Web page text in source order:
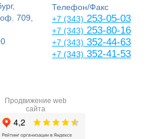
709,
Телефон/Факс
+7 (343) 253-05-03
+7 (343) 253-80-16
+7 (343) 352-44-63
+7 (343) 352-41-53
Продвижение web
сайта